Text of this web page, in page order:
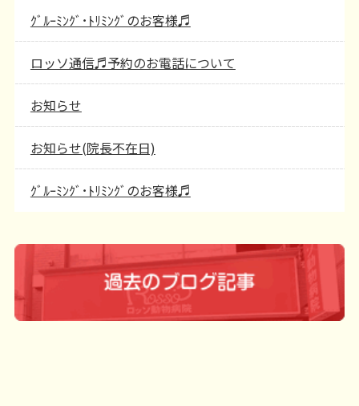
ｸﾞﾙｰﾐﾝｸﾞ･ﾄﾘﾐﾝｸﾞのお客様♬
ロッソ通信♬予約のお電話について
お知らせ
お知らせ(院長不在日)
ｸﾞﾙｰﾐﾝｸﾞ･ﾄﾘﾐﾝｸﾞのお客様♬